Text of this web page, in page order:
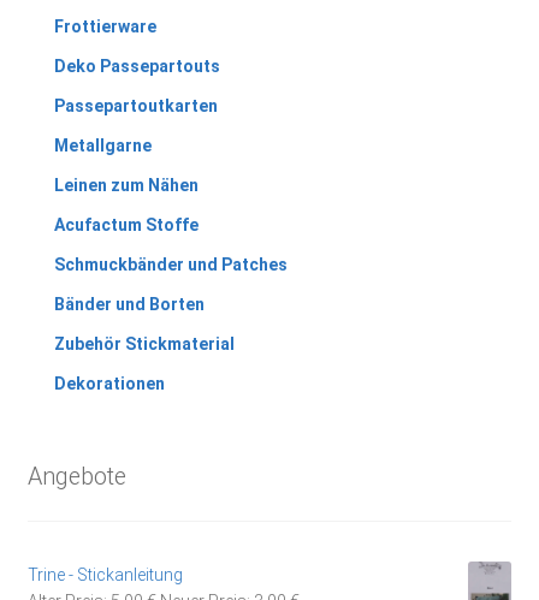
Frottierware
Deko Passepartouts
Passepartoutkarten
Metallgarne
Leinen zum Nähen
Acufactum Stoffe
Schmuckbänder und Patches
Bänder und Borten
Zubehör Stickmaterial
Dekorationen
Angebote
Trine - Stickanleitung